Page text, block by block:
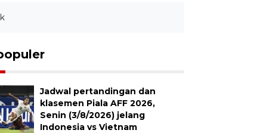
Jadwal pertandingan dan
klasemen Piala AFF 2026,
Senin (3/8/2026) jelang
Indonesia vs Vietnam